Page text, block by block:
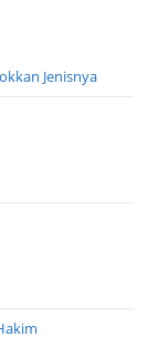
Jenisnya